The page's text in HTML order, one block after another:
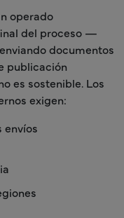
operado
del proceso —
documentos
publicación
es sostenible. Los
exigen:
envíos